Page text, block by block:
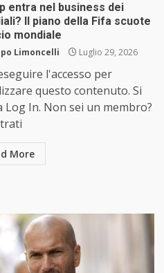
entra nel business dei
Il piano della Fifa scuote
mondiale
Limoncelli Luglio 29, 2026
l'accesso per
questo contenuto. Si
Log In. Non sei un membro?
More